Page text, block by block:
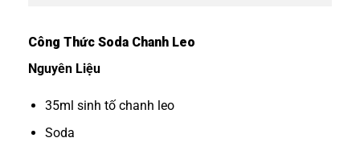
Công Thức Soda Chanh Leo
Nguyên Liệu
35ml sinh tố chanh leo
Soda